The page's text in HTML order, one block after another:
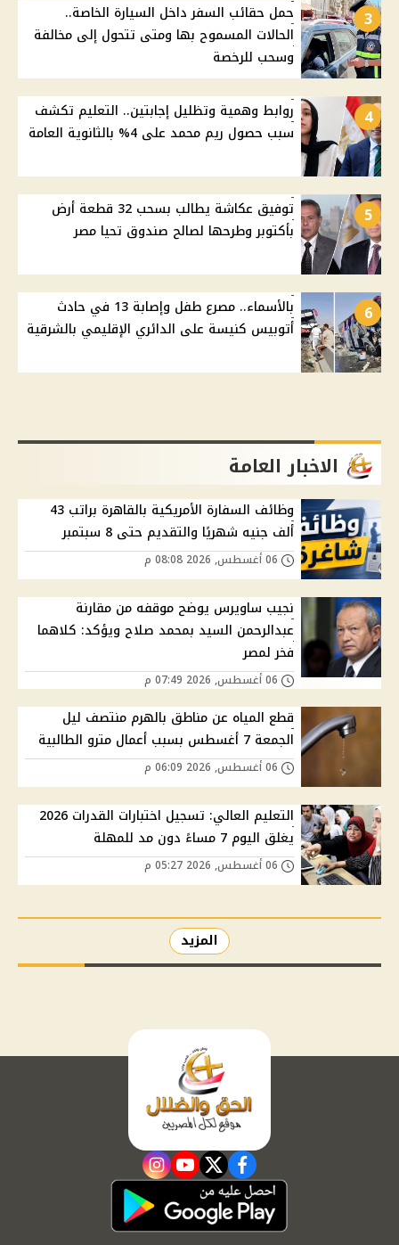
3
حمل حقائب السفر داخل السيارة الخاصة..
الحالات المسموح بها ومتى تتحول إلى مخالفة
وسحب للرخصة
4
روابط وهمية وتظليل إجابتين.. التعليم تكشف
سبب حصول ريم محمد على 4% بالثانوية العامة
5
توفيق عكاشة يطالب بسحب 32 قطعة أرض
بأكتوبر وطرحها لصالح صندوق تحيا مصر
6
بالأسماء.. مصرع طفل وإصابة 13 في حادث
أتوبيس كنيسة على الدائري الإقليمي بالشرقية
الاخبار العامة
وظائف السفارة الأمريكية بالقاهرة براتب 43
ألف جنيه شهريًا والتقديم حتى 8 سبتمبر
نجيب ساويرس يوضح موقفه من مقارنة
عبدالرحمن السيد بمحمد صلاح ويؤكد: كلاهما
فخر لمصر
قطع المياه عن مناطق بالهرم منتصف ليل
الجمعة 7 أغسطس بسبب أعمال مترو الطالبية
التعليم العالي: تسجيل اختبارات القدرات 2026
يغلق اليوم 7 مساءً دون مد للمهلة
المزيد
facebook
twitter
youtube
instagram